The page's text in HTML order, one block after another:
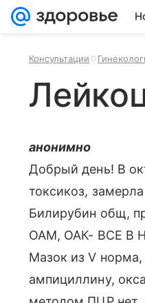
Консультации
анонимно
Добрый день! В
токсикоз,
Билирубин общ,
ОАМ, ОАК- ВСЕ В
Мазок из V норма,
ампициллину,